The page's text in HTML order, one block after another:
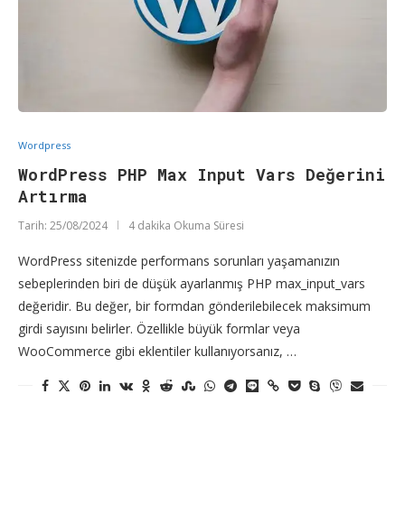
Wordpress
WordPress PHP Max Input Vars Değerini
Artırma
Tarih: 25/08/2024 4 dakika Okuma Süresi
WordPress sitenizde performans sorunları yaşamanızın
sebeplerinden biri de düşük ayarlanmış PHP max_input_vars
değeridir. Bu değer, bir formdan gönderilebilecek maksimum
girdi sayısını belirler. Özellikle büyük formlar veya
WooCommerce gibi eklentiler kullanıyorsanız, …